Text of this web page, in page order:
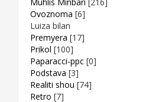
Ovoznoma [6]
Luiza bilan
Premyera [17]
Prikol [100]
Paparacci-ppc [0]
Podstava [3]
Realiti shou [74]
Retro [7]